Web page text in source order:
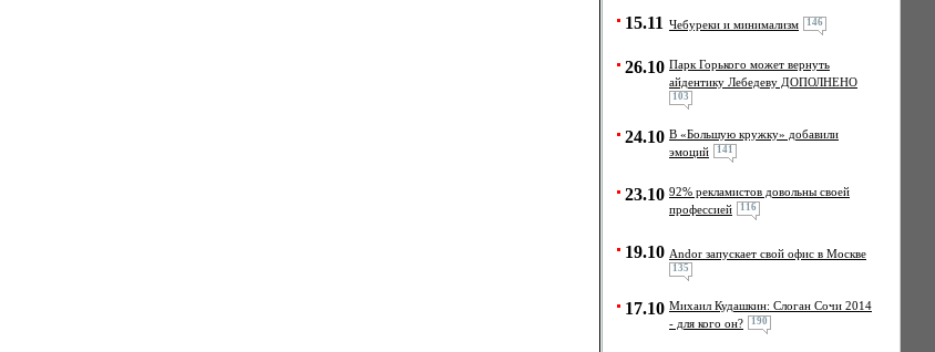
15.11 Чебуреки и минимализм 146
26.10 Парк Горького может вернуть
айдентику Лебедеву ДОПОЛНЕНО
103
24.10 В «Большую кружку» добавили
эмоций
141
23.10 92% рекламистов довольны своей
профессией
116
19.10 Andor запускает свой офис в Москве
135
17.10 Михаил Кудашкин: Слоган Сочи 2014
- для кого он?
190